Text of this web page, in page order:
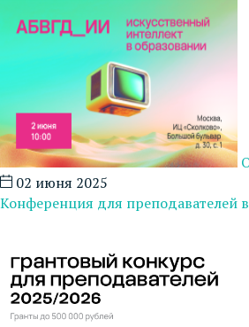
02 июня 2025
Конференция для преподавателей